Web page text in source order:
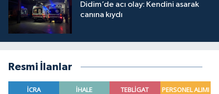
Didim’de acı olay: Kendini asarak
canına kıydı
Resmi İlanlar